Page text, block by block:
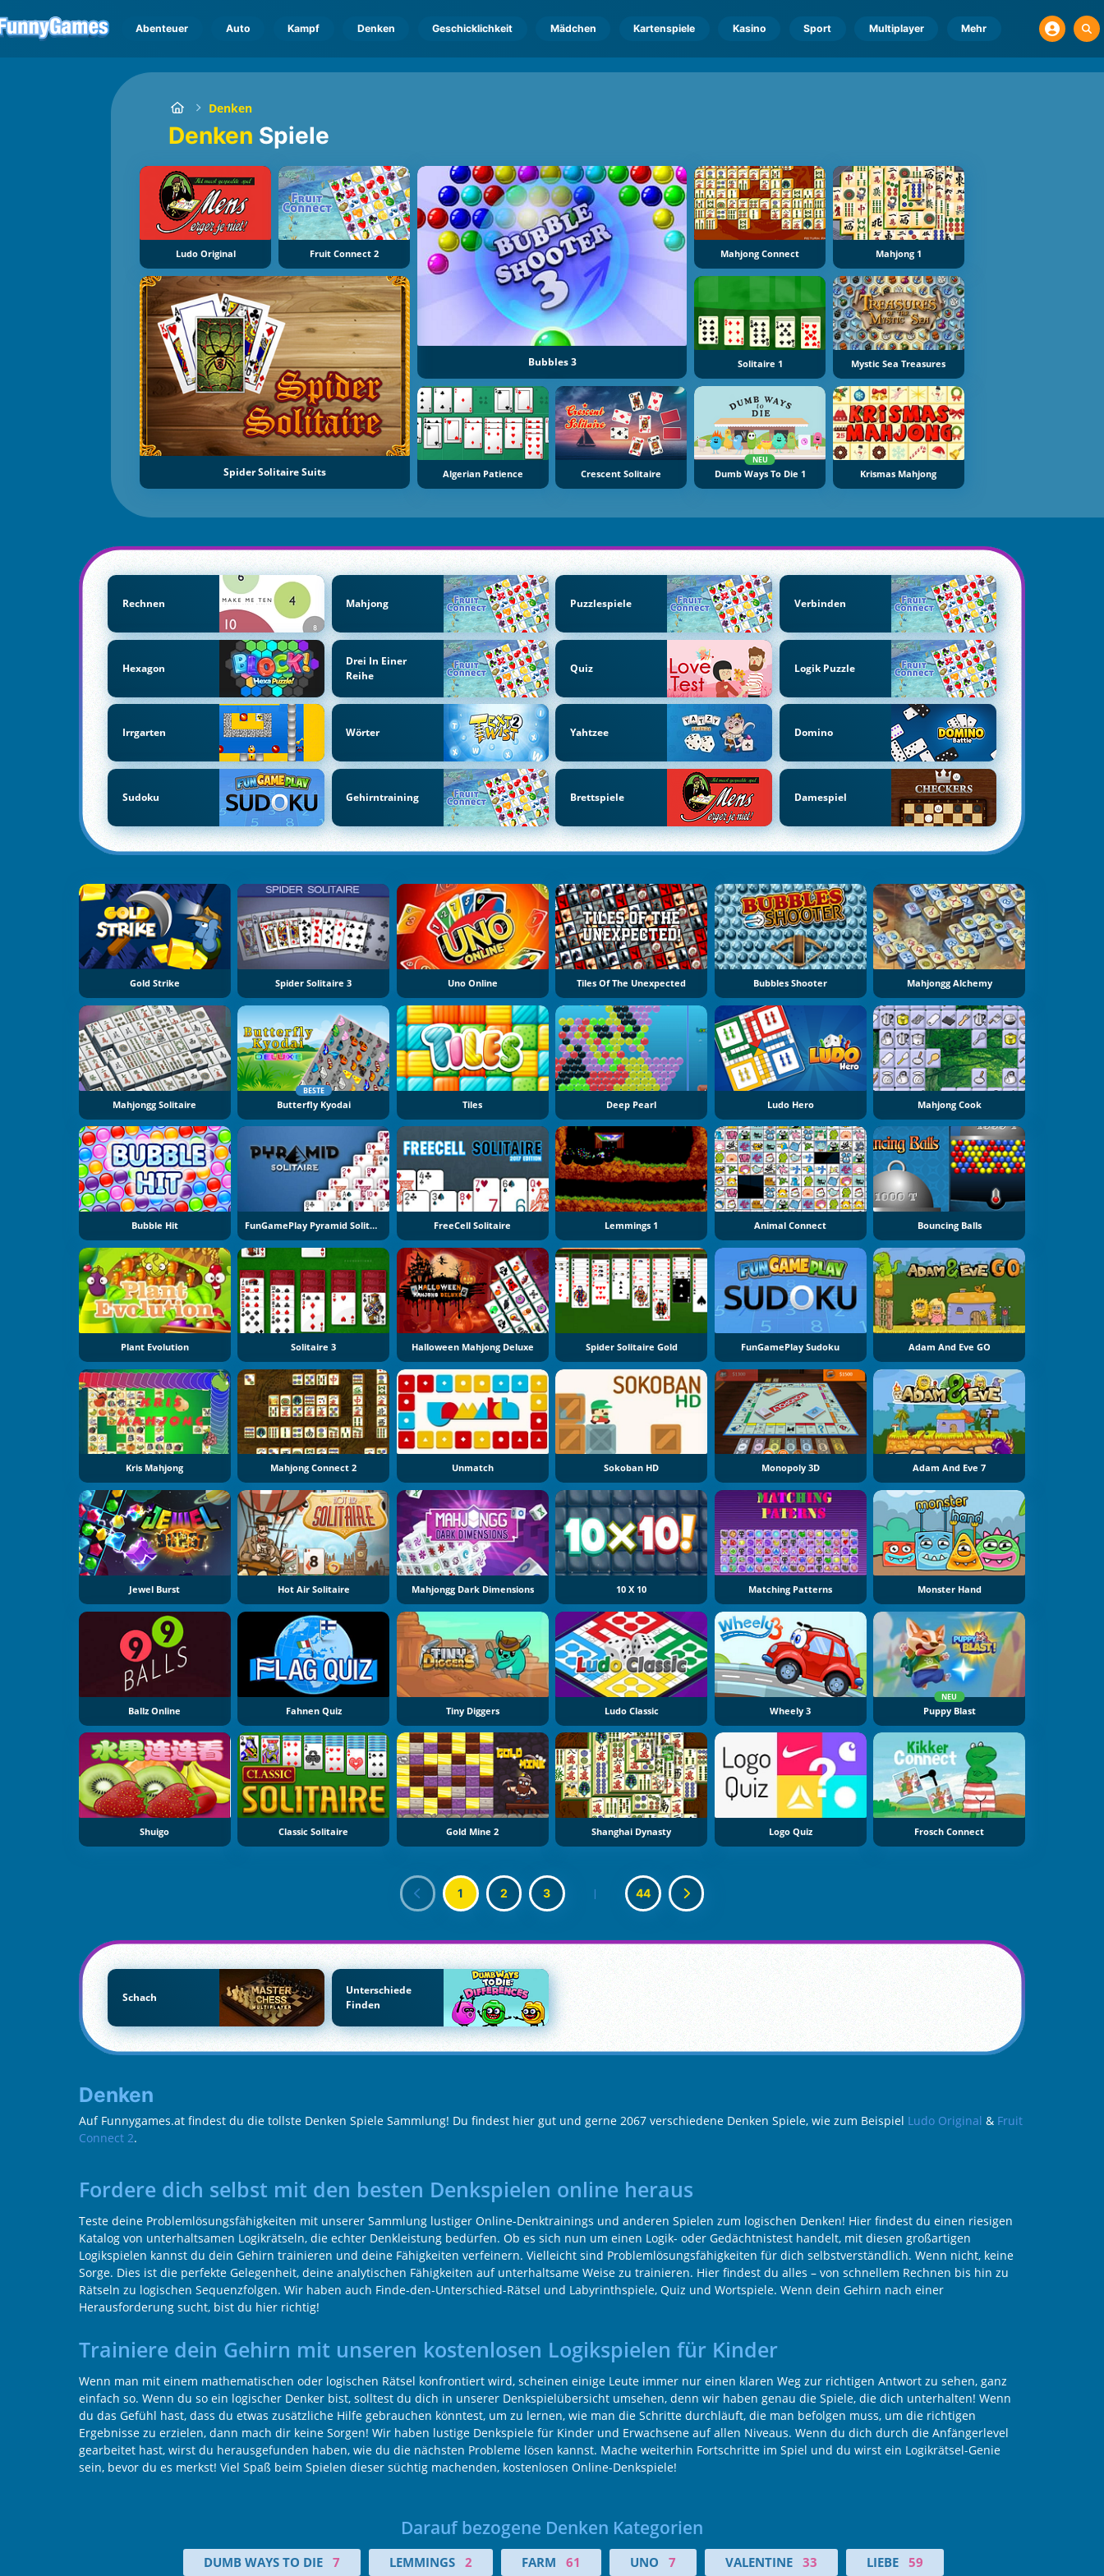
Abenteuer Auto Kampf Denken Geschicklichkeit Mädchen Kartenspiele Kasino Sport Multiplayer Mehr
Denken
Denken Spiele
Ludo Original Fruit Connect 2
Bubbles 3
Mahjong Connect Mahjong 1
Spider Solitaire Suits
Solitaire 1 Mystic Sea Treasures
Algerian Patience Crescent Solitaire
NEU
Dumb Ways To Die 1 Krismas Mahjong
Rechnen Mahjong Puzzlespiele Verbinden
Hexagon
Drei In Einer
Reihe
Quiz Logik Puzzle
Irrgarten Wörter Yahtzee Domino
Sudoku Gehirntraining Brettspiele Damespiel
Gold Strike Spider Solitaire 3 Uno Online Tiles Of The Unexpected Bubbles Shooter Mahjongg Alchemy
Mahjongg Solitaire
BESTE
Butterfly Kyodai Tiles Deep Pearl Ludo Hero Mahjong Cook
Bubble Hit FunGamePlay Pyramid Solitaire FreeCell Solitaire Lemmings 1 Animal Connect Bouncing Balls
Plant Evolution Solitaire 3 Halloween Mahjong Deluxe Spider Solitaire Gold FunGamePlay Sudoku Adam And Eve GO
Kris Mahjong Mahjong Connect 2 Unmatch Sokoban HD Monopoly 3D Adam And Eve 7
Jewel Burst Hot Air Solitaire Mahjongg Dark Dimensions 10 X 10 Matching Patterns Monster Hand
Ballz Online Fahnen Quiz Tiny Diggers Ludo Classic Wheely 3
NEU
Puppy Blast
Shuigo Classic Solitaire Gold Mine 2 Shanghai Dynasty Logo Quiz Frosch Connect
1 2 3 | 44
Schach
Unterschiede
Finden
Denken
Auf Funnygames.at findest du die tollste Denken Spiele Sammlung! Du findest hier gut und gerne 2067 verschiedene Denken Spiele, wie zum Beispiel Ludo Original & Fruit
Connect 2.
Fordere dich selbst mit den besten Denkspielen online heraus
Teste deine Problemlösungsfähigkeiten mit unserer Sammlung lustiger Online-Denktrainings und anderen Spielen zum logischen Denken! Hier findest du einen riesigen
Katalog von unterhaltsamen Logikrätseln, die echter Denkleistung bedürfen. Ob es sich nun um einen Logik- oder Gedächtnistest handelt, mit diesen großartigen
Logikspielen kannst du dein Gehirn trainieren und deine Fähigkeiten verfeinern. Vielleicht sind Problemlösungsfähigkeiten für dich selbstverständlich. Wenn nicht, keine
Sorge. Dies ist die perfekte Gelegenheit, deine analytischen Fähigkeiten auf unterhaltsame Weise zu trainieren. Hier findest du alles – von schnellem Rechnen bis hin zu
Rätseln zu logischen Sequenzfolgen. Wir haben auch Finde-den-Unterschied-Rätsel und Labyrinthspiele, Quiz und Wortspiele. Wenn dein Gehirn nach einer
Herausforderung sucht, bist du hier richtig!
Trainiere dein Gehirn mit unseren kostenlosen Logikspielen für Kinder
Wenn man mit einem mathematischen oder logischen Rätsel konfrontiert wird, scheinen einige Leute immer nur einen klaren Weg zur richtigen Antwort zu sehen, ganz
einfach so. Wenn du so ein logischer Denker bist, solltest du dich in unserer Denkspielübersicht umsehen, denn wir haben genau die Spiele, die dich unterhalten! Wenn
du das Gefühl hast, dass du etwas zusätzliche Hilfe gebrauchen könntest, um zu lernen, wie man die Schritte durchläuft, die man befolgen muss, um die richtigen
Ergebnisse zu erzielen, dann mach dir keine Sorgen! Wir haben lustige Denkspiele für Kinder und Erwachsene auf allen Niveaus. Wenn du dich durch die Anfängerlevel
gearbeitet hast, wirst du herausgefunden haben, wie du die nächsten Probleme lösen kannst. Mache weiterhin Fortschritte im Spiel und du wirst ein Logikrätsel-Genie
sein, bevor du es merkst! Viel Spaß beim Spielen dieser süchtig machenden, kostenlosen Online-Denkspiele!
Darauf bezogene Denken Kategorien
DUMB WAYS TO DIE 7 LEMMINGS 2 FARM 61 UNO 7 VALENTINE 33 LIEBE 59